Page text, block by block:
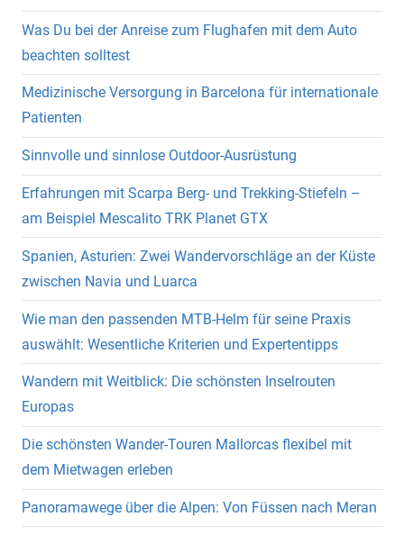
Was Du bei der Anreise zum Flughafen mit dem Auto
beachten solltest
Medizinische Versorgung in Barcelona für internationale
Patienten
Sinnvolle und sinnlose Outdoor-Ausrüstung
Erfahrungen mit Scarpa Berg- und Trekking-Stiefeln –
am Beispiel Mescalito TRK Planet GTX
Spanien, Asturien: Zwei Wandervorschläge an der Küste
zwischen Navia und Luarca
Wie man den passenden MTB-Helm für seine Praxis
auswählt: Wesentliche Kriterien und Expertentipps
Wandern mit Weitblick: Die schönsten Inselrouten
Europas
Die schönsten Wander-Touren Mallorcas flexibel mit
dem Mietwagen erleben
Panoramawege über die Alpen: Von Füssen nach Meran